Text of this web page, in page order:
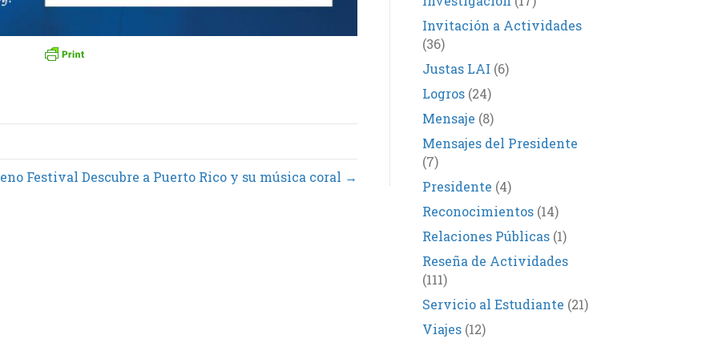
Festival Descubre a Puerto Rico y su música coral →
Invitación a Actividades
(36)
Justas LAI (6)
Logros(24)
Mensaje (8)
Mensajes del Presidente
(7)
Presidente (4)
Reconocimientos(14)
Relaciones Públicas(1)
Reseña de Actividades
(111)
Servicio al Estudiante (21)
Viajes(12)